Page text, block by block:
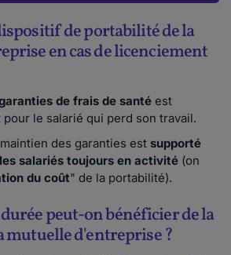
de portabilité de la
en cas de licenciement
de frais de santé est
pour le salarié qui perd son travail.
des garanties est supporté
salariés toujours en activité (on
du coût" de la portabilité).
peut-on bénéficier de la
mutuelle d'entreprise ?